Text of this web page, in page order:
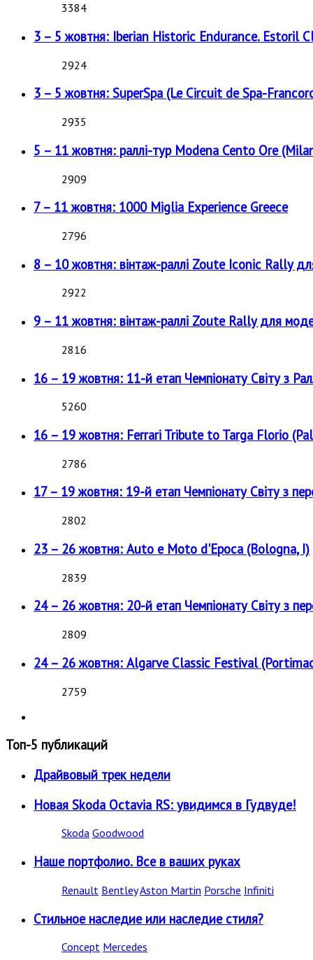
3384
3 – 5 жовтня: Iberian Historic Endurance. Estoril
2924
3 – 5 жовтня: SuperSpa (Le Circuit de Spa-
2935
5 – 11 жовтня: раллі-тур Modena Cento Ore
2909
7 – 11 жовтня: 1000 Miglia Experience Greece
2796
8 – 10 жовтня: вінтаж-раллі Zoute Iconic Rally
2922
9 – 11 жовтня: вінтаж-раллі Zoute Rally для
2816
16 – 19 жовтня: 11-й етап Чемпіонату Світу з
5260
16 – 19 жовтня: Ferrari Tribute to Targa Florio
2786
17 – 19 жовтня: 19-й етап Чемпіонату Світу з
2802
23 – 26 жовтня: Auto e Moto d'Epoca (Bologna, I)
2839
24 – 26 жовтня: 20-й етап Чемпіонату Світу з
2809
24 – 26 жовтня: Algarve Classic Festival
2759
Топ-5 публикаций
Драйвовый трек недели
Новая Skoda Octavia RS: увидимся в Гудвуде!
Skoda Goodwood
Наше портфолио. Все в ваших руках
Renault BentleyAston Martin Porsche Infiniti
Стильное наследие или наследие стиля?
Concept Mercedes